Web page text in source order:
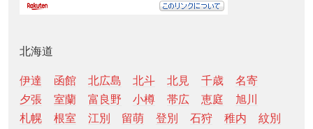
北海道
伊達 函館 北広島 北斗 北見 千歳
名寄
夕張
室蘭 富良野 小樽 帯広 恵庭
旭川
札幌
根室 江別 留萌 登別 石狩 稚内
紋別